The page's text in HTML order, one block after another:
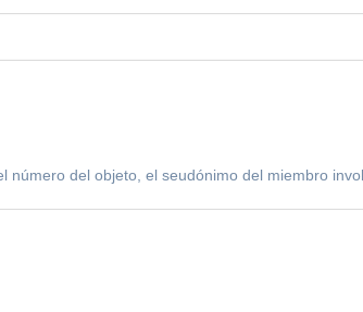
del objeto, el seudónimo del miembro